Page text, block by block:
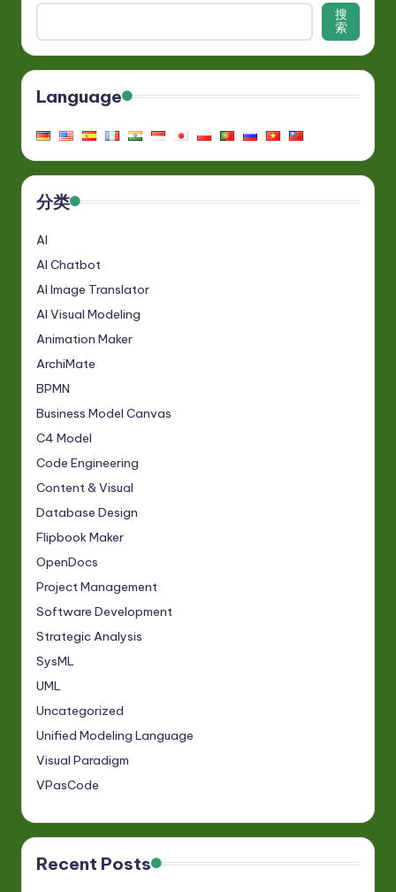
搜
索
Language
分类
AI
AI Chatbot
AI Image Translator
AI Visual Modeling
Animation Maker
ArchiMate
BPMN
Business Model Canvas
C4 Model
Code Engineering
Content & Visual
Database Design
Flipbook Maker
OpenDocs
Project Management
Software Development
Strategic Analysis
SysML
UML
Uncategorized
Unified Modeling Language
Visual Paradigm
VPasCode
Recent Posts